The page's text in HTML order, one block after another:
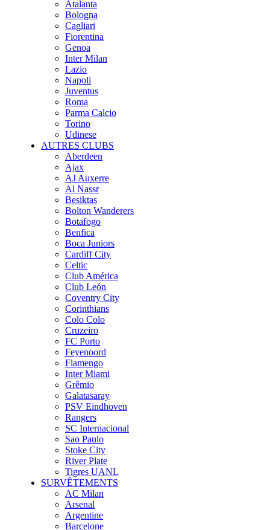
Atalanta
Bologna
Cagliari
Fiorentina
Genoa
Inter Milan
Lazio
Napoli
Juventus
Roma
Parma Calcio
Torino
Udinese
AUTRES CLUBS
Aberdeen
Ajax
AJ Auxerre
Al Nassr
Besiktas
Bolton Wanderers
Botafogo
Benfica
Boca Juniors
Cardiff City
Celtic
Club América
Club León
Coventry City
Corinthians
Colo Colo
Cruzeiro
FC Porto
Feyenoord
Flamengo
Inter Miami
Grêmio
Galatasaray
PSV Eindhoven
Rangers
SC Internacional
Sao Paulo
Stoke City
River Plate
Tigres UANL
SURVÊTEMENTS
AC Milan
Arsenal
Argentine
Barcelone